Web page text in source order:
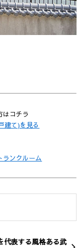
はコチラ
建て)を見る
ランクルーム
代表する風格ある武